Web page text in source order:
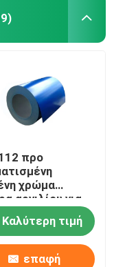
προ
χρώμα
αργιλίου για
υλικού
σκεπής
Καλύτερη τιμή
επαφή